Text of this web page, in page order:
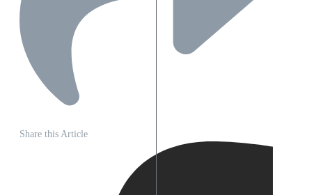
Share this Article